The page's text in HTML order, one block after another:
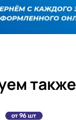
также